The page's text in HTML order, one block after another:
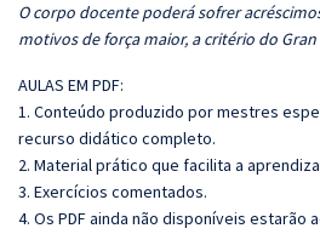
O corpo docente poderá sofrer
motivos de força maior, a critério do Gran
AULAS EM PDF:
1. Conteúdo produzido por mestres
recurso didático completo.
2. Material prático que facilita a
3. Exercícios comentados.
4. Os PDF ainda não disponíveis estarão